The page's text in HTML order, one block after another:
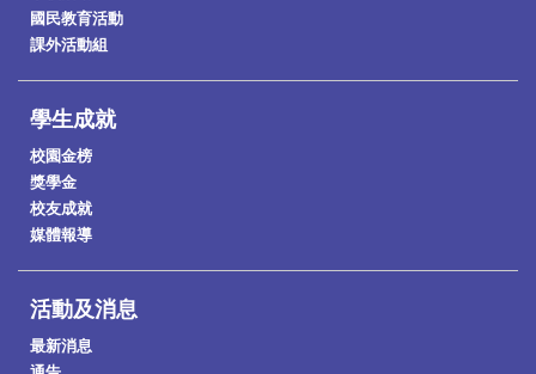
國民教育活動
課外活動組
學生成就
校園金榜
獎學金
校友成就
媒體報導
活動及消息
最新消息